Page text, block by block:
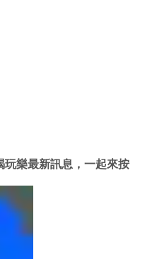
玩樂最新訊息，一起來按